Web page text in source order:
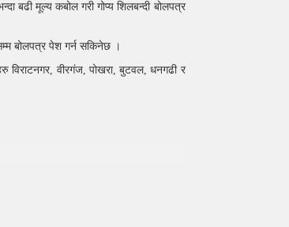
बढी मूल्य कबोल गरी गोप्य शिलबन्दी बोलपत्र
बोलपत्र पेश गर्न सकिनेछ ।
विराटनगर, वीरगंज, पोखरा, बुटवल, धनगढी र